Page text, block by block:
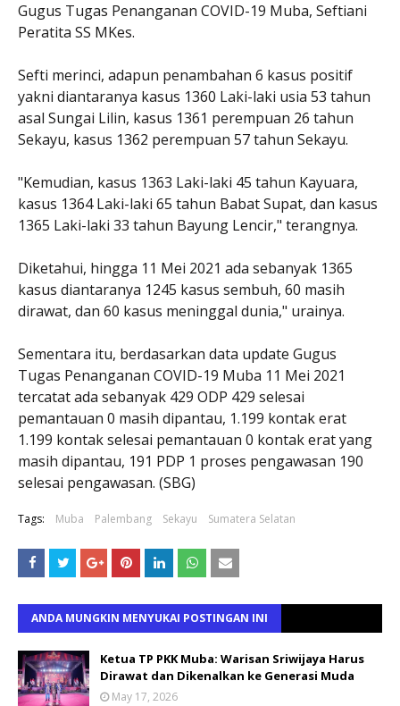
Gugus Tugas Penanganan COVID-19 Muba, Seftiani
Peratita SS MKes.
Sefti merinci, adapun penambahan 6 kasus positif
yakni diantaranya kasus 1360 Laki-laki usia 53 tahun
asal Sungai Lilin, kasus 1361 perempuan 26 tahun
Sekayu, kasus 1362 perempuan 57 tahun Sekayu.
"Kemudian, kasus 1363 Laki-laki 45 tahun Kayuara,
kasus 1364 Laki-laki 65 tahun Babat Supat, dan kasus
1365 Laki-laki 33 tahun Bayung Lencir," terangnya.
Diketahui, hingga 11 Mei 2021 ada sebanyak 1365
kasus diantaranya 1245 kasus sembuh, 60 masih
dirawat, dan 60 kasus meninggal dunia," urainya.
Sementara itu, berdasarkan data update Gugus
Tugas Penanganan COVID-19 Muba 11 Mei 2021
tercatat ada sebanyak 429 ODP 429 selesai
pemantauan 0 masih dipantau, 1.199 kontak erat
1.199 kontak selesai pemantauan 0 kontak erat yang
masih dipantau, 191 PDP 1 proses pengawasan 190
selesai pengawasan. (SBG)
Tags: Muba Palembang Sekayu Sumatera Selatan
ANDA MUNGKIN MENYUKAI POSTINGAN INI
Ketua TP PKK Muba: Warisan Sriwijaya Harus
Dirawat dan Dikenalkan ke Generasi Muda
May 17, 2026